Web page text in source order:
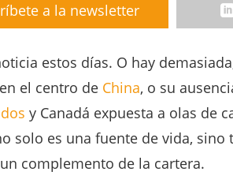
a la newsletter
estos días. O hay
el centro de China, o su
y Canadá expuesta a olas de
solo es una fuente de vida,
complemento de la cartera.